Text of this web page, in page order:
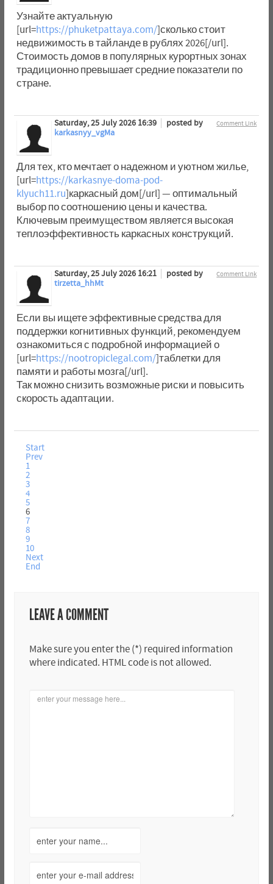
Узнайте актуальную
[url=https://phuketpattaya.com/]сколько стоит
недвижимость в тайланде в рублях 2026[/url].
Стоимость домов в популярных курортных зонах
традиционно превышает средние показатели по
стране.
Comment Link
Saturday, 25 July 2026 16:39
posted by
karkasnyy_vgMa
Для тех, кто мечтает о надежном и уютном жилье,
[url=https://karkasnye-doma-pod-
klyuch11.ru ]каркасный дом[/url] — оптимальный
выбор по соотношению цены и качества.
Ключевым преимуществом является высокая
теплоэффективность каркасных конструкций.
Comment Link
Saturday, 25 July 2026 16:21
posted by
tirzetta_hhMt
Если вы ищете эффективные средства для
поддержки когнитивных функций, рекомендуем
ознакомиться с подробной информацией о
[url=https://nootropiclegal.com/]таблетки для
памяти и работы мозга[/url].
Так можно снизить возможные риски и повысить
скорость адаптации.
Start
Prev
1
2
3
4
5
6
7
8
9
10
Next
End
LEAVE A COMMENT
Make sure you enter the (*) required information
where indicated. HTML code is not allowed.